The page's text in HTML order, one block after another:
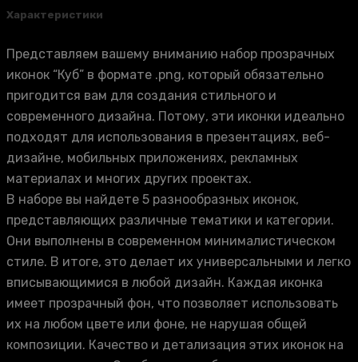
Характеристики
Представляем вашему вниманию набор прозрачных
иконок “Куб” в формате .png, который обязательно
пригодится вам для создания стильного и
современного дизайна. Потому, эти иконки идеально
подходят для использования в презентациях, веб-
дизайне, мобильных приложениях, рекламных
материалах и многих других проектах.
В наборе вы найдете 5 разнообразных иконок,
представляющих различные тематики и категории.
Они выполнены в современном минималистическом
стиле. В итоге, это делает их универсальными и легко
вписывающимися в любой дизайн. Каждая иконка
имеет прозрачный фон, что позволяет использовать
их на любом цвете или фоне, не нарушая общей
композиции. Качество и детализация этих иконок на